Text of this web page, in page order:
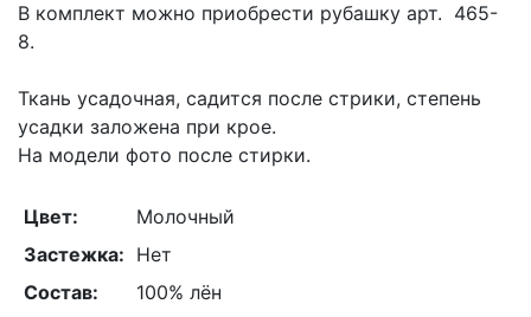
В комплект можно приобрести рубашку арт. 465-
8.
Ткань усадочная, садится после стрики, степень
усадки заложена при крое.
На модели фото после стирки.
Цвет:
Молочный
Застежка: Нет
Состав:
100% лён